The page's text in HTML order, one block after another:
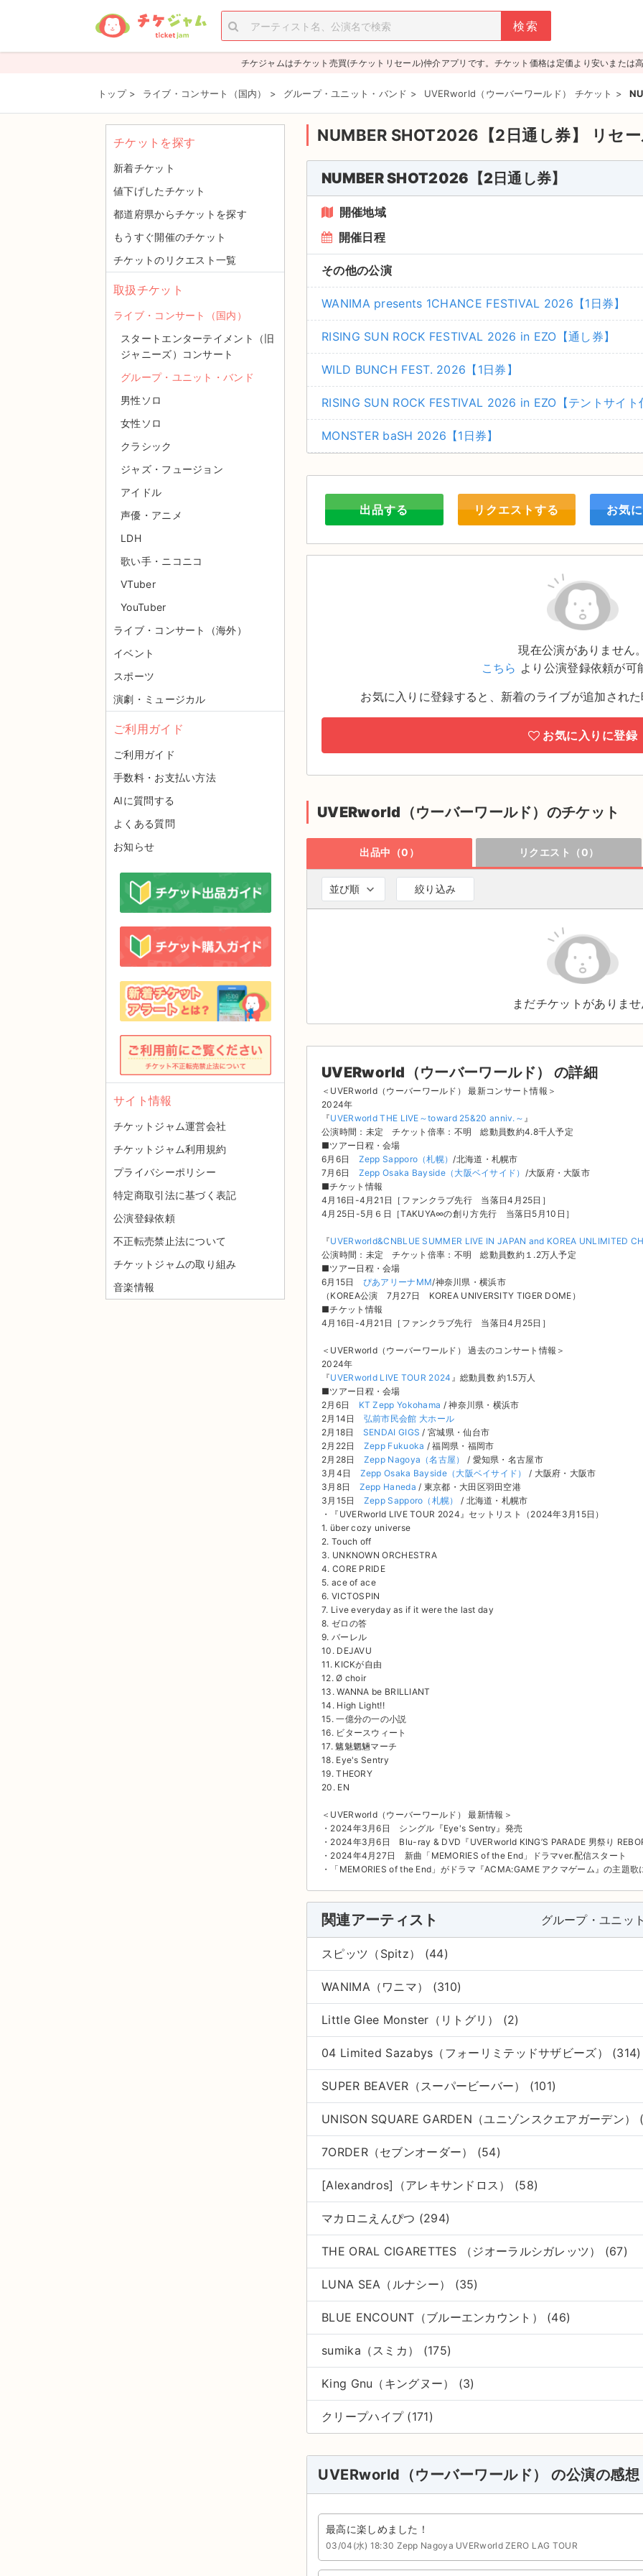
チケジャムはチケット売買(チケットリセール)仲介アプリです。チケット価格は定価より安いまたは
トップ > ライブ・コンサート（国内） > グループ・ユニット・バンド > UVERworld（ウーバーワールド） チケット >
NUMBER SHOT2026【2日通し券】 リセ
NUMBER SHOT2026【2日通し券】
開催地域
開催日程
その他の公演
WANIMA presents 1CHANCE FESTIVAL 2026【1日券】
RISING SUN ROCK FESTIVAL 2026 in EZO【通し券】
WILD BUNCH FEST. 2026【1日券】
RISING SUN ROCK FESTIVAL 2026 in EZO【テントサイト
MONSTER baSH 2026【1日券】
出品する リクエストする お気
現在公演がありません。
こちら より公演登録依頼が可
お気に入りに登録すると、新着のライブが追加され
お気に入りに登録
UVERworld（ウーバーワールド）のチケット
出品中（0） リクエスト（0）
並び順 絞り込み
まだチケットがありませ
UVERworld（ウーバーワールド） の詳細
＜UVERworld（ウーバーワールド） 最新コンサート情報＞
2024年
『UVERworld THE LIVE～toward 25&20 anniv.～ 』
公演時間：未定 チケット倍率：不明 総動員数約4.8千人予定
■ツアー日程・会場
6月6日 Zepp Sapporo（札幌）/北海道・札幌市
7月6日 Zepp Osaka Bayside（大阪ベイサイド） /大阪府・大阪市
■チケット情報
4月16日-4月21日［ファンクラブ先行 当落日4月25日］
4月25日-5月６日［TAKUYA∞の創り方先行 当落日5月10日］
『UVERworld&CNBLUE SUMMER LIVE IN JAPAN and KOREA UNLIMITED
公演時間：未定 チケット倍率：不明 総動員数約１.2万人予定
■ツアー日程・会場
6月15日 ぴあアリーナMM/神奈川県・横浜市
（KOREA公演 7月27日 KOREA UNIVERSITY TIGER DOME）
■チケット情報
4月16日-4月21日［ファンクラブ先行 当落日4月25日］
＜UVERworld（ウーバーワールド） 過去のコンサート情報＞
2024年
『UVERworld LIVE TOUR 2024 』総動員数 約1.5万人
■ツアー日程・会場
2月6日 KT Zepp Yokohama / 神奈川県・横浜市
2月14日 弘前市民会館 大ホール
2月18日 SENDAI GIGS / 宮城県・仙台市
2月22日 Zepp Fukuoka / 福岡県・福岡市
2月28日 Zepp Nagoya（名古屋）
/ 愛知県・名古屋市
3月4日 Zepp Osaka Bayside（大阪ベイサイド）
/ 大阪府・大阪市
3月8日 Zepp Haneda / 東京都・大田区羽田空港
3月15日 Zepp Sapporo（札幌）
/ 北海道・札幌市
・『UVERworld LIVE TOUR 2024』セットリスト（2024年3月15日）
1. über cozy universe
2. Touch off
3. UNKNOWN ORCHESTRA
4. CORE PRIDE
5. ace of ace
6. VICTOSPIN
7. Live everyday as if it were the last day
8. ゼロの答
9. バーレル
10. DEJAVU
11. KICKが自由
12. Ø choir
13. WANNA be BRILLIANT
14. High Light!!
15. 一億分の一の小説
16. ビタースウィート
17. 魑魅魍魎マーチ
18. Eye's Sentry
19. THEORY
20. EN
＜UVERworld（ウーバーワールド） 最新情報＞
・2024年3月6日 シングル『Eye's Sentry』発売
・2024年3月6日 Blu-ray & DVD『UVERworld KING’S PARADE 男祭り
・2024年4月27日 新曲「MEMORIES of the End」ドラマver.配信スタート
・「MEMORIES of the End」がドラマ『ACMA:GAME アクマゲーム』の主題歌
関連アーティスト グループ・ユニッ
スピッツ（Spitz） (44)
WANIMA（ワニマ） (310)
Little Glee Monster（リトグリ） (2)
04 Limited Sazabys（フォーリミテッドサザビーズ） (314)
SUPER BEAVER（スーパービーバー） (101)
UNISON SQUARE GARDEN（ユニゾンスクエアガーデン）
7ORDER（セブンオーダー） (54)
[Alexandros]（アレキサンドロス） (58)
マカロニえんぴつ (294)
THE ORAL CIGARETTES （ジオーラルシガレッツ） (67)
LUNA SEA（ルナシー） (35)
BLUE ENCOUNT（ブルーエンカウント） (46)
sumika（スミカ） (175)
King Gnu（キングヌー） (3)
クリープハイプ (171)
UVERworld（ウーバーワールド） の公演の感想
最高に楽しめました！
03/04(水) 18:30 Zepp Nagoya UVERworld ZERO LAG TOUR
チケットを探す
新着チケット
値下げしたチケット
都道府県からチケットを探す
もうすぐ開催のチケット
チケットのリクエスト一覧
取扱チケット
ライブ・コンサート（国内）
スタートエンターテイメント（旧
ジャニーズ）コンサート
グループ・ユニット・バンド
男性ソロ
女性ソロ
クラシック
ジャズ・フュージョン
アイドル
声優・アニメ
LDH
歌い手・ニコニコ
VTuber
YouTuber
ライブ・コンサート（海外）
イベント
スポーツ
演劇・ミュージカル
ご利用ガイド
ご利用ガイド
手数料・お支払い方法
AIに質問する
よくある質問
お知らせ
サイト情報
チケットジャム運営会社
チケットジャム利用規約
プライバシーポリシー
特定商取引法に基づく表記
公演登録依頼
不正転売禁止法について
チケットジャムの取り組み
音楽情報